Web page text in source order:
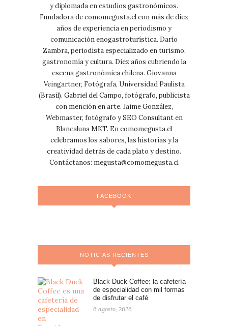
y diplomada en estudios gastronómicos.
Fundadora de comomegusta.cl con más de diez
años de experiencia en periodismo y
comunicación enogastroturística. Darío
Zambra, periodista especializado en turismo,
gastronomía y cultura. Diez años cubriendo la
escena gastronómica chilena. Giovanna
Veingartner, Fotógrafa, Universidad Paulista
(Brasil). Gabriel del Campo, fotógrafo, publicista
con mención en arte. Jaime González,
Webmaster, fotógrafo y SEO Consultant en
Blancaluna MKT. En comomegusta.cl
celebramos los sabores, las historias y la
creatividad detrás de cada plato y destino.
Contáctanos: megusta@comomegusta.cl
FACEBOOK
NOTICIAS RECIENTES
Black Duck Coffee: la cafetería
de especialidad con mil formas
de disfrutar el café
6 agosto, 2026